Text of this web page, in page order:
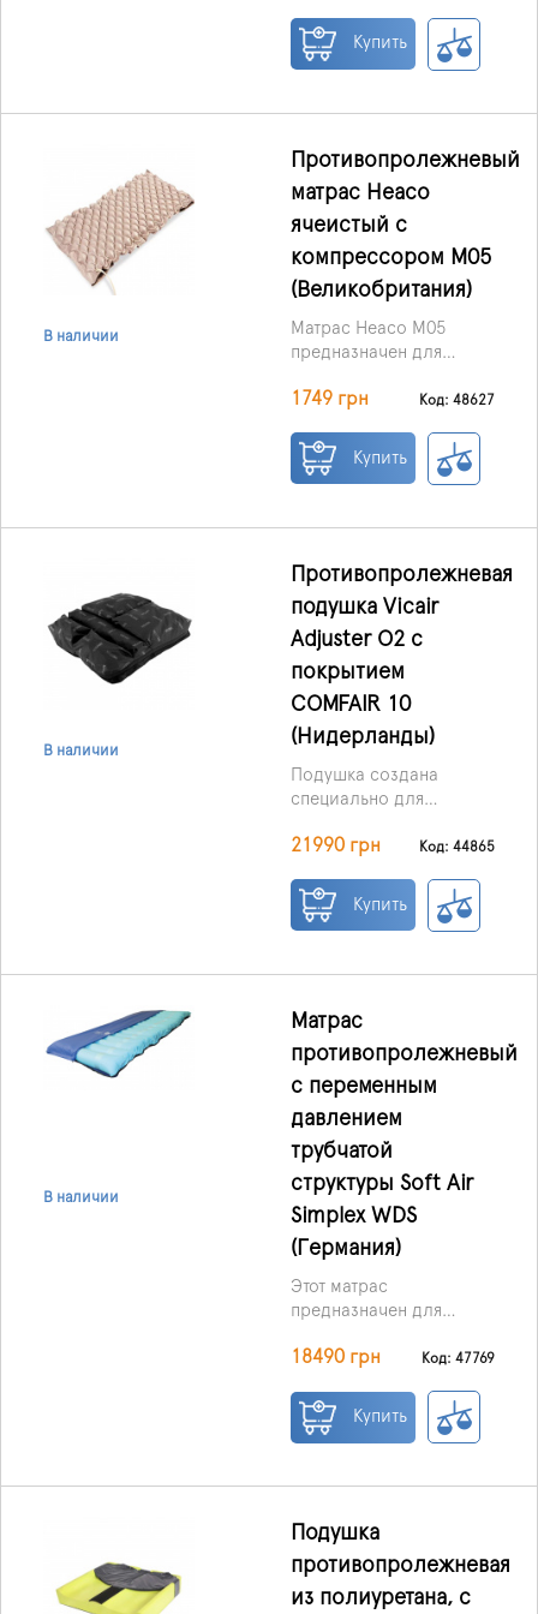
лечения пролежней у
пациентов, которые
домашних условиях
или в стационаре.
Купить
В наличии
Противопролежневый
матрас Heaco
ячеистый с
компрессором M05
(Великобритания)
Матрас Heaco M05
предназначен для
лечения пролежней I–II
рекомендован
пациентам, которые
заболеваний опорно-
нервной системы.
Используется как в
домашних условиях, так
и в медицинских
учреждениях.
1749 грн Код: 48627
Купить
В наличии
Противопролежневая
подушка Vicair
Adjuster O2 с
покрытием
COMFAIR 10
(Нидерланды)
Подушка создана
специально для
асимметрией таза и
Благодаря уникальной
конструкции она
регулируется под
особенности.
21990 грн Код: 44865
Купить
В наличии
Матрас
противопролежневый
с переменным
давлением
трубчатой ​​
структуры Soft Air
Simplex WDS
(Германия)
Этот матрас
предназначен для
лечения пролежней
степени тяжести.
Он может работать в
двух режимах:
секции равномерно
надуты и обеспечивают
Динамический –
18490 грн Код: 47769
Купить
Подушка
противопролежневая
из полиуретана, с